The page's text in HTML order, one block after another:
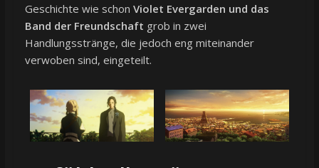
Geschichte wie schon Violet Evergarden und das
Band der Freundschaft grob in zwei
Handlungsstränge, die jedoch eng miteinander
verwoben sind, eingeteilt.